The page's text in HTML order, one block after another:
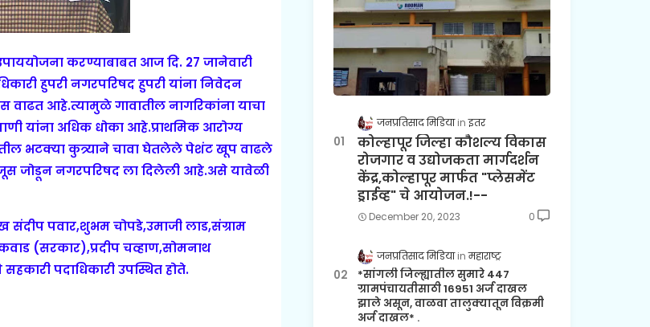
करण्याबाबत आज दि. 27 जानेवारी
हुपरी नगरपरिषद हुपरी यांना निवेदन
वाढत आहे.त्यामुळे गावातील नागरिकांना याचा
यांना अधिक धोका आहे.प्राथमिक आरोग्य
भटक्या कुत्र्याने चावा घेतलेले पेशंट खूप वाढले
जोडून नगरपरिषद ला दिलेली आहे.असे यावेळी
संदीप पवार,शुभम चोपडे,उमाजी लाड,संग्राम
(सरकार),प्रदीप चव्हाण,सोमनाथ
पदाधिकारी उपस्थित होते.
जनप्रतिसाद मिडिया इतर
कोल्हापूर जिल्हा कौशल्य विकास
रोजगार व उद्योजकता मार्गदर्शन
केंद्र,कोल्हापूर मार्फत "प्लेसमेंट
ड्राईव्ह" चे आयोजन.!--
December 20, 2023 0
जनप्रतिसाद मिडिया महाराष्ट्र
*सांगली जिल्ह्यातील सुमारे 447
ग्रामपंचायतीसाठी 16951 अर्ज दाखल
झाले असून, वाळवा तालुक्यातून विक्रमी
अर्ज दाखल* .